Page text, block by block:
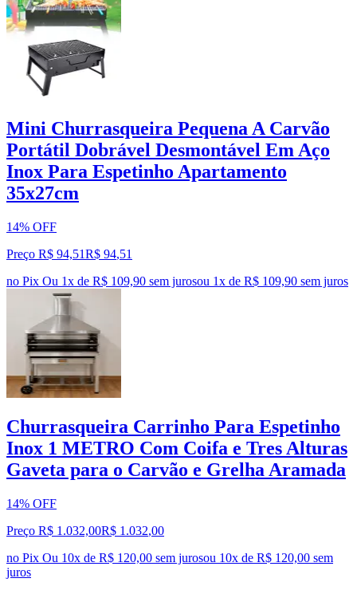
Mini Churrasqueira Pequena A Carvão
Portátil Dobrável Desmontável Em Aço
Inox Para Espetinho Apartamento
35x27cm
14% OFF
Preço R$ 94,51R$ 94,51
no Pix Ou 1x de R$ 109,90 sem jurosou 1x de R$ 109,90 sem juros
Churrasqueira Carrinho Para Espetinho
Inox 1 METRO Com Coifa e Tres Alturas
Gaveta para o Carvão e Grelha Aramada
14% OFF
Preço R$ 1.032,00R$ 1.032,00
no Pix Ou 10x de R$ 120,00 sem jurosou 10x de R$ 120,00 sem
juros